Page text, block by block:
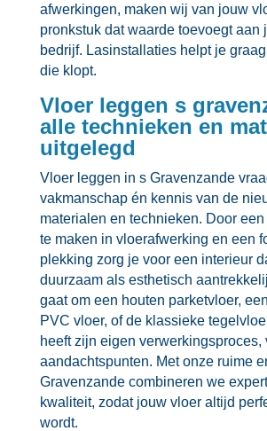
afwerkingen, maken wij van jouw
pronkstuk dat waarde toevoegt aan
bedrijf.​ Lasinstallaties helpt je
die klopt.​
Vloer leggen s
alle technieken en
uitgelegd
Vloer leggen in s Gravenzande
vakmanschap én kennis van de
materialen en technieken.​ Door
te maken in vloerafwerking en een
plekking zorg je voor een interieur
duurzaam als esthetisch
gaat om een houten parketvloer,
PVC vloer, of de klassieke
heeft zijn eigen verwerkingsproces,
aandachtspunten.​ Met onze ruime
Gravenzande combineren we
kwaliteit, zodat jouw vloer altijd
wordt.​